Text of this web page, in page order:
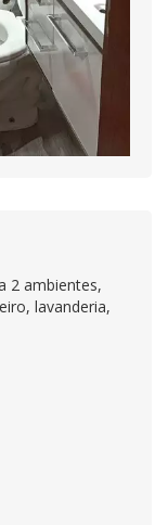
2 ambientes,
lavanderia,